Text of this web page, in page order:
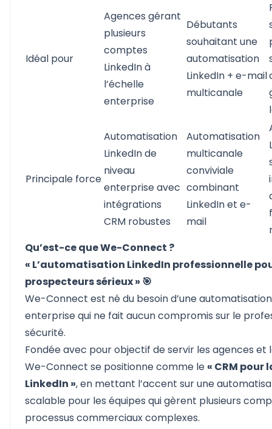
Idéal pour
Agences gérant
plusieurs
comptes
LinkedIn à
l’échelle
enterprise
Débutants
souhaitant une
automatisation
LinkedIn + e-mail
multicanale
Principale force
Automatisation
LinkedIn de
niveau
enterprise avec
intégrations
CRM robustes
Automatisation
multicanale
conviviale
combinant
LinkedIn et e-
mail
Qu’est-ce que We-Connect ?
« L’automatisation LinkedIn professionnelle
prospecteurs sérieux » 🎯
We-Connect est né du besoin d’une
enterprise qui ne fait aucun compromis sur le
sécurité.
Fondée avec pour objectif de servir les agences et
We-Connect se positionne comme le « CRM pour
LinkedIn », en mettant l’accent sur une
scalable pour les équipes qui gèrent plusieurs
processus commerciaux complexes.